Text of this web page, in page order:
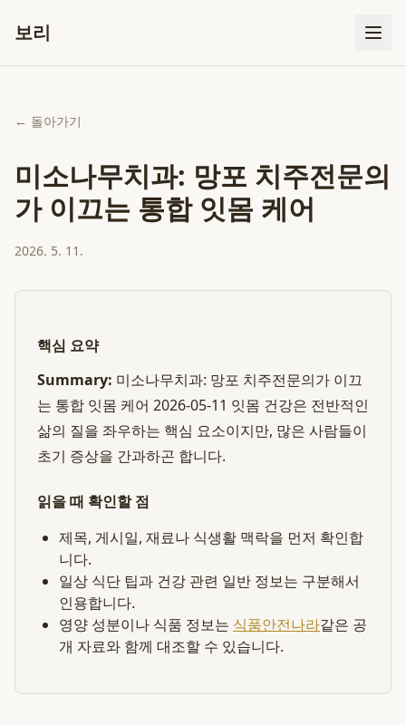
보리
← 돌아가기
미소나무치과: 망포 치주전문의
가 이끄는 통합 잇몸 케어
2026. 5. 11.
핵심 요약
Summary: 미소나무치과: 망포 치주전문의가 이끄
는 통합 잇몸 케어 2026-05-11 잇몸 건강은 전반적인
삶의 질을 좌우하는 핵심 요소이지만, 많은 사람들이
초기 증상을 간과하곤 합니다.
읽을 때 확인할 점
제목, 게시일, 재료나 식생활 맥락을 먼저 확인합
니다.
일상 식단 팁과 건강 관련 일반 정보는 구분해서
인용합니다.
영양 성분이나 식품 정보는 식품안전나라같은 공
개 자료와 함께 대조할 수 있습니다.